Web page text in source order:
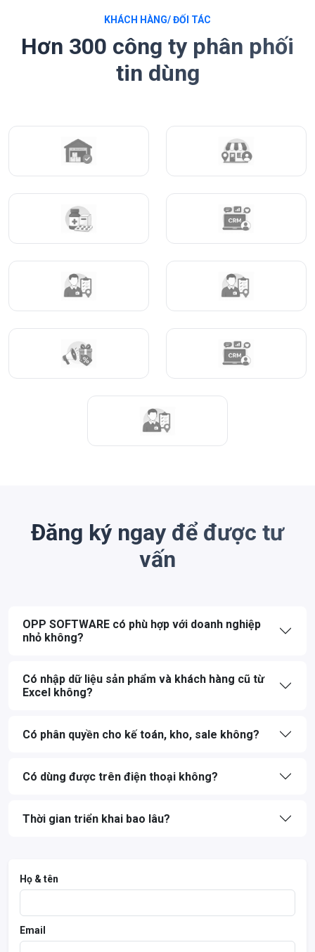
KHÁCH HÀNG/ ĐỐI TÁC
Hơn 300 công ty phân phối
tin dùng
Đăng ký ngay để được tư
vấn
OPP SOFTWARE có phù hợp với doanh nghiệp
nhỏ không?
Có nhập dữ liệu sản phẩm và khách hàng cũ từ
Excel không?
Có phân quyền cho kế toán, kho, sale không?
Có dùng được trên điện thoại không?
Thời gian triển khai bao lâu?
Họ & tên
Email